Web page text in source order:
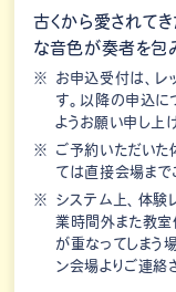
古くから愛されて
な音色が奏者を包
お申込受付は、レ
す。以降の申込に
ようお願い申し上
ご予約いただいた
ては直接会場まで
システム上、体験
業時間外また教室
が重なってしまう
ン会場よりご連絡